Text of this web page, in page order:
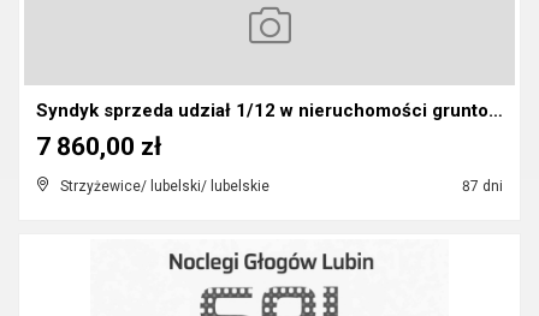
Syndyk sprzeda udział 1/12 w nieruchomości gruntow...
Strzyżewice/ lubelski/ lubelskie 87 dni
7 860,00 zł